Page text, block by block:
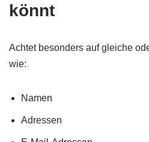
könnt
Achtet besonders auf gleiche
wie:
Namen
Adressen